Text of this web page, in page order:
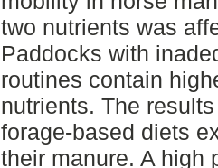
two nutrients was
Paddocks with
routines contain
nutrients. The
forage-based diets
their manure. A high